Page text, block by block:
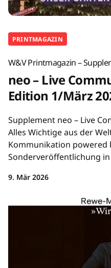
PRINTMAGAZIN
W&V Printmagazin –
neo – Live
Edition 1/März
Supplement neo – Live
Alles Wichtige aus der
Kommunikation powered
Sonderveröffentlichung in
9. Mär 2026